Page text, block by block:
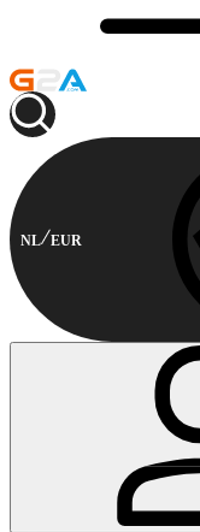
NL EUR